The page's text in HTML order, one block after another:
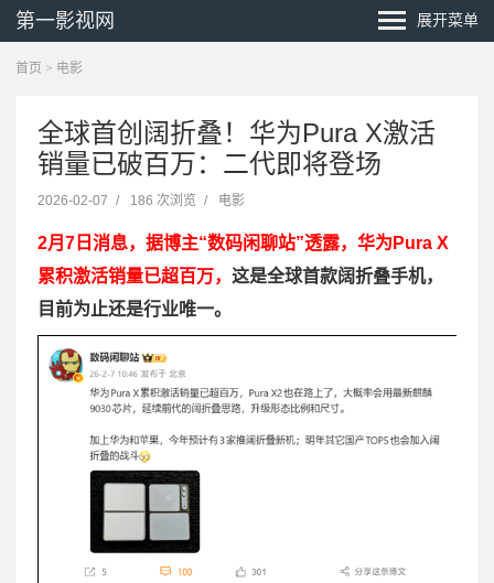
第一影视网 展开菜单
首页 > 电影
全球首创阔折叠！华为Pura X激活
销量已破百万：二代即将登场
2026-02-07 / 186 次浏览 / 电影
2月7日消息，据博主“数码闲聊站”透露，华为Pura X
累积激活销量已超百万， 这是全球首款阔折叠手机，
目前为止还是行业唯一。